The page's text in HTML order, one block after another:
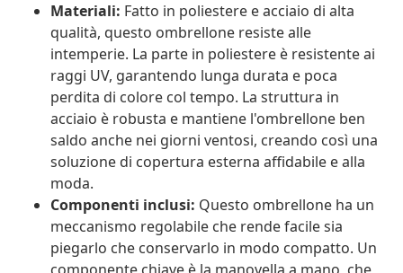
Materiali: Fatto in poliestere e acciaio di alta
qualità, questo ombrellone resiste alle
intemperie. La parte in poliestere è resistente ai
raggi UV, garantendo lunga durata e poca
perdita di colore col tempo. La struttura in
acciaio è robusta e mantiene l'ombrellone ben
saldo anche nei giorni ventosi, creando così una
soluzione di copertura esterna affidabile e alla
moda.
Componenti inclusi: Questo ombrellone ha un
meccanismo regolabile che rende facile sia
piegarlo che conservarlo in modo compatto. Un